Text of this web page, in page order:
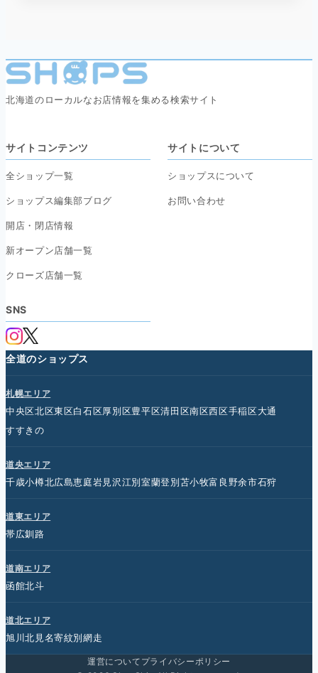
北海道のローカルなお店情報を集める検索サイト
サイトコンテンツ
全ショップ一覧
ショップス編集部ブログ
開店・閉店情報
新オープン店舗一覧
クローズ店舗一覧
サイトについて
ショップスについて
お問い合わせ
SNS
全道のショップス
札幌エリア
中央区北区東区白石区厚別区豊平区清田区南区西区手稲区大通
すすきの
道央エリア
千歳小樽北広島恵庭岩見沢江別室蘭登別苫小牧富良野余市石狩
道東エリア
帯広釧路
道南エリア
函館北斗
道北エリア
旭川北見 名寄紋別網走
運営について プライバシーポリシー